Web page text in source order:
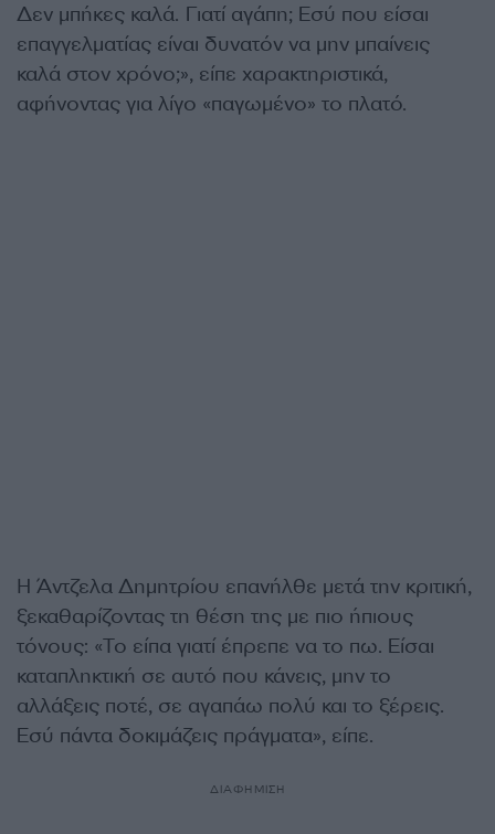
Δεν μπήκες καλά. Γιατί αγάπη; Εσύ που είσαι
επαγγελματίας είναι δυνατόν να μην μπαίνεις
καλά στον χρόνο;», είπε χαρακτηριστικά,
αφήνοντας για λίγο «παγωμένο» το πλατό.
Η Άντζελα Δημητρίου επανήλθε μετά την κριτική,
ξεκαθαρίζοντας τη θέση της με πιο ήπιους
τόνους: «Το είπα γιατί έπρεπε να το πω. Είσαι
καταπληκτική σε αυτό που κάνεις, μην το
αλλάξεις ποτέ, σε αγαπάω πολύ και το ξέρεις.
Εσύ πάντα δοκιμάζεις πράγματα», είπε.
ΔΙΑΦΗΜΙΣΗ